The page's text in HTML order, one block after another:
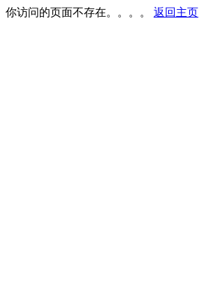
你访问的页面不存在。。。。 返回主页